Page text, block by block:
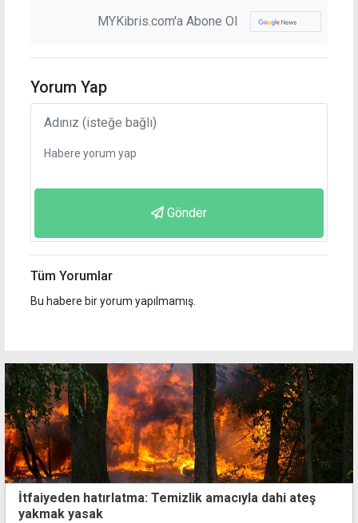
MYKibris.com'a Abone Ol
Yorum Yap
Gönder
Tüm Yorumlar
Bu habere bir yorum yapılmamış.
İtfaiyeden hatırlatma: Temizlik amacıyla dahi ateş
yakmak yasak